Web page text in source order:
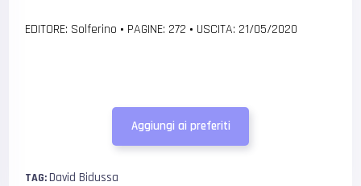
EDITORE: Solferino • PAGINE: 272 • USCITA: 21/05/2020
Aggiungi ai preferiti
TAG:David Bidussa